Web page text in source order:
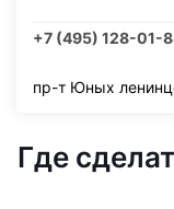
+7 (495) 128-01-
пр-т Юных
Где